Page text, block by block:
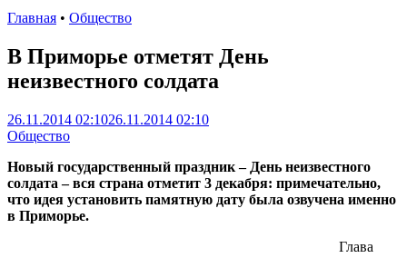
Главная • Общество
В Приморье отметят День
неизвестного солдата
26.11.2014 02:1026.11.2014 02:10
Общество
Новый государственный праздник – День неизвестного
солдата – вся страна отметит 3 декабря: примечательно,
что идея установить памятную дату была озвучена именно
в Приморье.
Глава